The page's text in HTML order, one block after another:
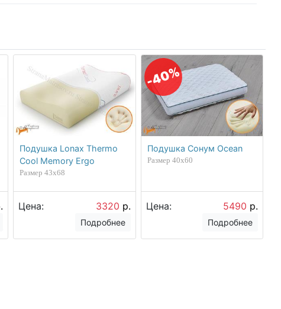
Подушка Lonax Thermo
Cool Memory Ergo
Размер 43х68
Цена: 3320 р.
Подробнее
-40%
Подушка Сонум Ocean
Размер 40х60
Цена: 5490 р.
Подробнее